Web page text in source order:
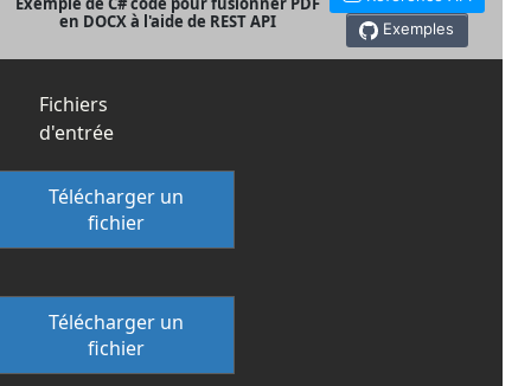
en DOCX à l'aide de REST API
Exemples
Fichiers
d'entrée
Télécharger un
fichier
Télécharger un
fichier